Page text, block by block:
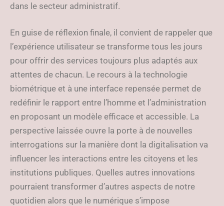
dans le secteur administratif.
En guise de réflexion finale, il convient de rappeler que
l’expérience utilisateur se transforme tous les jours
pour offrir des services toujours plus adaptés aux
attentes de chacun. Le recours à la technologie
biométrique et à une interface repensée permet de
redéfinir le rapport entre l’homme et l’administration
en proposant un modèle efficace et accessible. La
perspective laissée ouvre la porte à de nouvelles
interrogations sur la manière dont la digitalisation va
influencer les interactions entre les citoyens et les
institutions publiques. Quelles autres innovations
pourraient transformer d’autres aspects de notre
quotidien alors que le numérique s’impose